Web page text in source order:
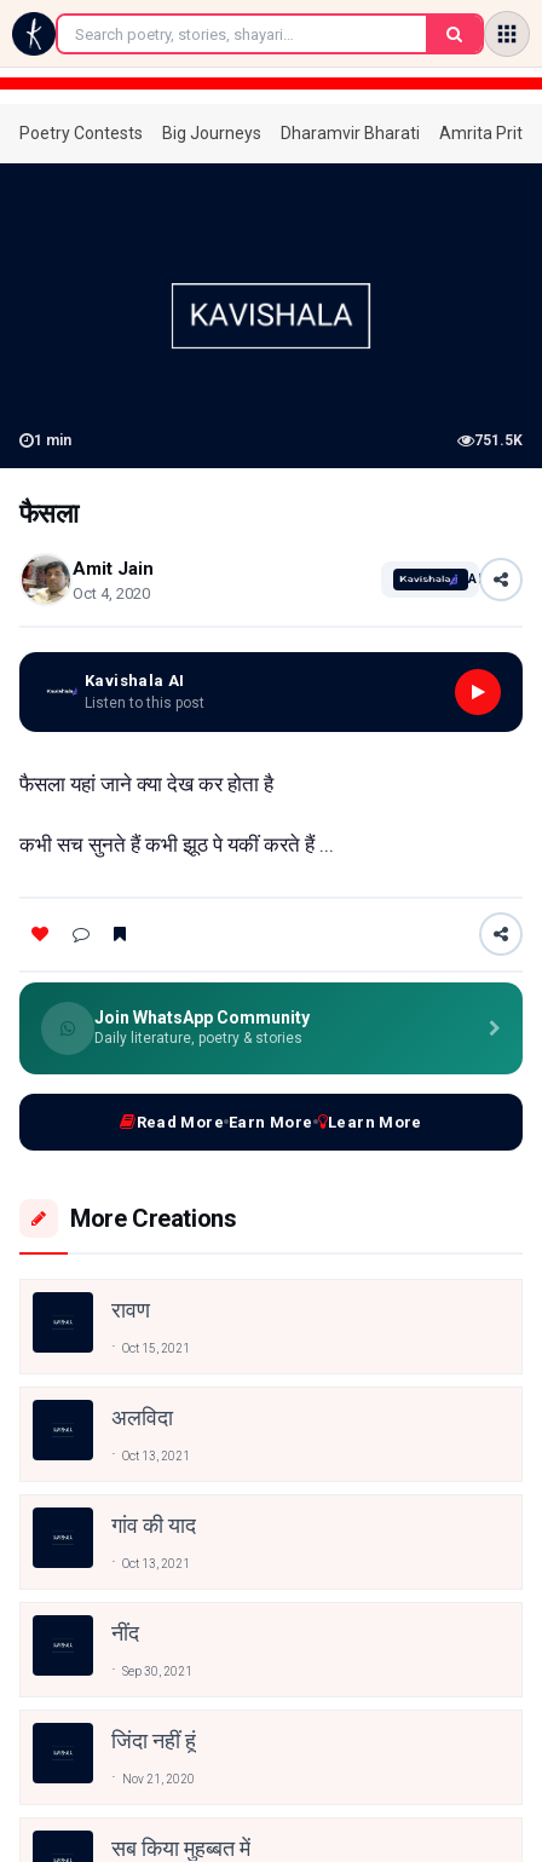
←
Poetry Contests Big Journeys Dharamvir Bharati Amrita
1 min 751.5K
फैसला
Amit Jain
Oct 4, 2020
AI
Kavishala AI
Listen to this post
फैसला यहां जाने क्या देख कर होता है
कभी सच सुनते हैं कभी झूठ पे यकीं करते हैं ...
Join WhatsApp Community
Daily literature, poetry & stories
Read More Earn More Learn More
More Creations
रावण
Oct 15, 2021
अलविदा
Oct 13, 2021
गांव की याद
Oct 13, 2021
नींद
Sep 30, 2021
जिंदा नहीं हूं
Nov 21, 2020
सब किया मुहब्बत में